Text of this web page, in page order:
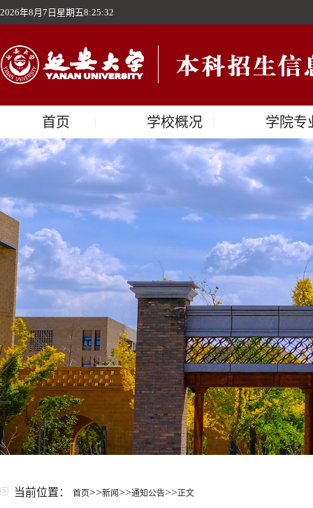
2026年8月7日星期五8:25:33
首页 学校概况 学院专
当前位置： 首页>>新闻>>通知公告>>正文